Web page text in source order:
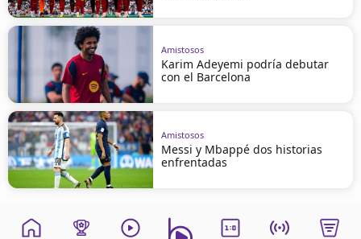
Amistosos
Karim Adeyemi podría debutar
con el Barcelona
Amistosos
Messi y Mbappé dos historias
enfrentadas